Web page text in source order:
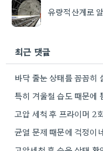
유량적산계로
최근 댓글